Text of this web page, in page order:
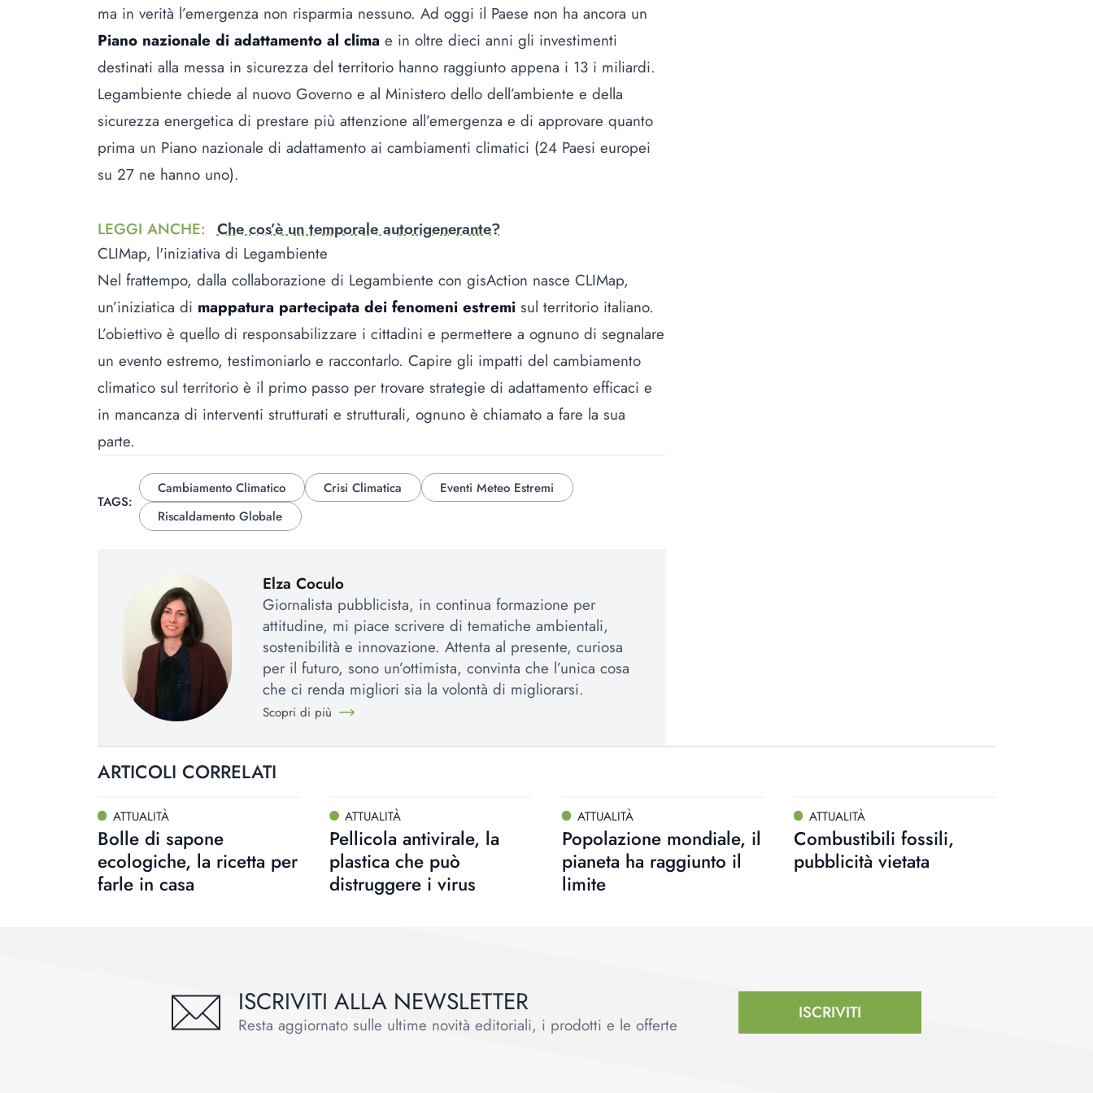
ma in verità l’emergenza non risparmia nessuno. Ad oggi il Paese non ha ancora un
Piano nazionale di adattamento al clima e in oltre dieci anni gli investimenti
destinati alla messa in sicurezza del territorio hanno raggiunto appena i 13 i miliardi.
Legambiente chiede al nuovo Governo e al Ministero dello dell’ambiente e della
sicurezza energetica di prestare più attenzione all’emergenza e di approvare quanto
prima un Piano nazionale di adattamento ai cambiamenti climatici (24 Paesi europei
su 27 ne hanno uno).
LEGGI ANCHE: Che cos’è un temporale autorigenerante?
CLIMap, l'iniziativa di Legambiente
Nel frattempo, dalla collaborazione di Legambiente con gisAction nasce CLIMap,
un’iniziatica di mappatura partecipata dei fenomeni estremi sul territorio italiano.
L’obiettivo è quello di responsabilizzare i cittadini e permettere a ognuno di segnalare
un evento estremo, testimoniarlo e raccontarlo. Capire gli impatti del cambiamento
climatico sul territorio è il primo passo per trovare strategie di adattamento efficaci e
in mancanza di interventi strutturati e strutturali, ognuno è chiamato a fare la sua
parte.
TAGS:
Cambiamento Climatico Crisi Climatica
Eventi Meteo Estremi
Riscaldamento Globale
Elza Coculo
Giornalista pubblicista, in continua formazione per
attitudine, mi piace scrivere di tematiche ambientali,
sostenibilità e innovazione. Attenta al presente, curiosa
per il futuro, sono un’ottimista, convinta che l’unica cosa
che ci renda migliori sia la volontà di migliorarsi.
Scopri di più
ARTICOLI CORRELATI
ATTUALITÀ
Bolle di sapone
ecologiche, la ricetta per
farle in casa
ATTUALITÀ
Pellicola antivirale, la
plastica che può
distruggere i virus
ATTUALITÀ
Popolazione mondiale, il
pianeta ha raggiunto il
limite
ATTUALITÀ
Combustibili fossili,
pubblicità vietata
ISCRIVITI ALLA NEWSLETTER
Resta aggiornato sulle ultime novità editoriali, i prodotti e le offerte
ISCRIVITI